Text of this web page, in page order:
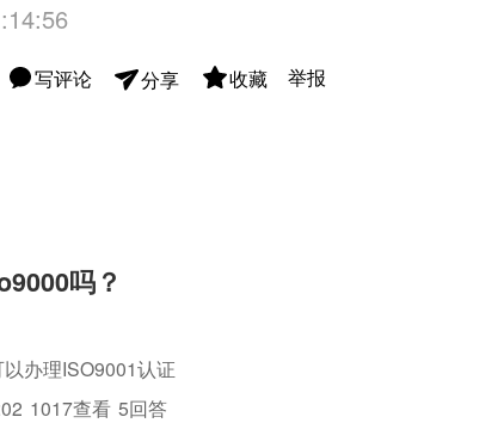
写评论 分享 收藏 举报
吗？
办理ISO9001认证
1017查看 5回答